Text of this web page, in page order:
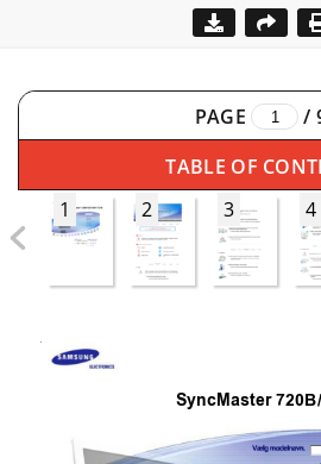
PAGE /
TABLE OF
1
2 3 4
SyncMaster